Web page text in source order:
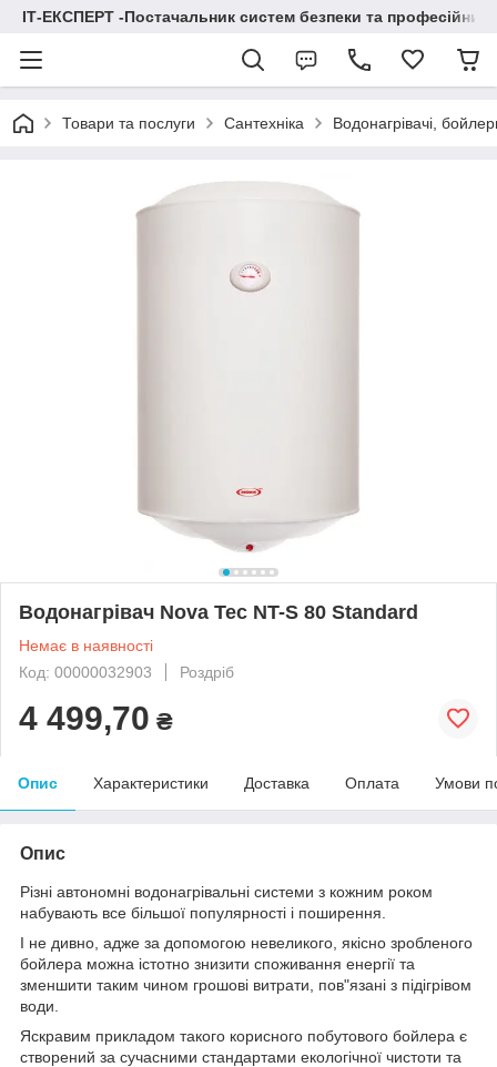
ІТ-ЕКСПЕРТ -Постачальник систем безпеки та професійних
Товари та послуги Сантехніка Водонагрівачі,
Водонагрівач Nova Tec NT-S 80 Standard
Немає в наявності
Код: 00000032903
Роздріб
4 499,70 ₴
Опис Характеристики Доставка Оплата Умови
Опис
Різні автономні водонагрівальні системи з кожним роком
набувають все більшої популярності і поширення.
І не дивно, адже за допомогою невеликого, якісно зробленого
бойлера можна істотно знизити споживання енергії та
зменшити таким чином грошові витрати, пов"язані з підігрівом
води.
Яскравим прикладом такого корисного побутового бойлера є
створений за сучасними стандартами екологічної чистоти та